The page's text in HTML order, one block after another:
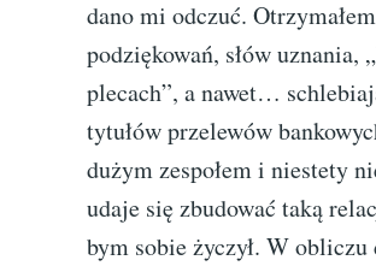
dano mi odczuć.
podziękowań, słów uznania,
plecach”, a nawet…
tytułów przelewów
dużym zespołem i niestety
udaje się zbudować taką
bym sobie życzył. W